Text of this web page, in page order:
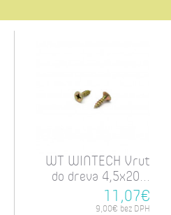
WT WINTECH Vrut
do dreva 4,5x20...
11,07€
9,00€ bez DPH